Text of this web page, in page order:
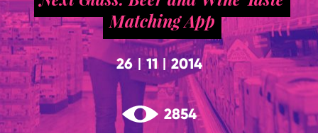
Matching App
26 11 |2014
2854